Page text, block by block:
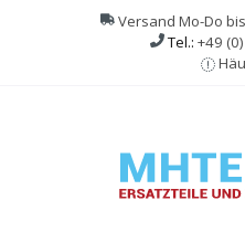
springen
Versand Mo-Do
Tel.: +49